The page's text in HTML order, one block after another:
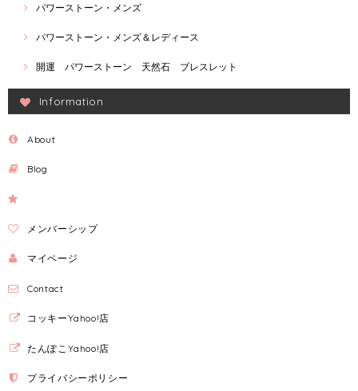
パワーストーン・メンズ
パワーストーン・メンズ＆レディース
開運 パワーストーン 天然石 ブレスレット
Information
About
Blog
メンバーシップ
マイページ
Contact
コッキーYahoo!店
たんぽこYahoo!店
プライバシーポリシー